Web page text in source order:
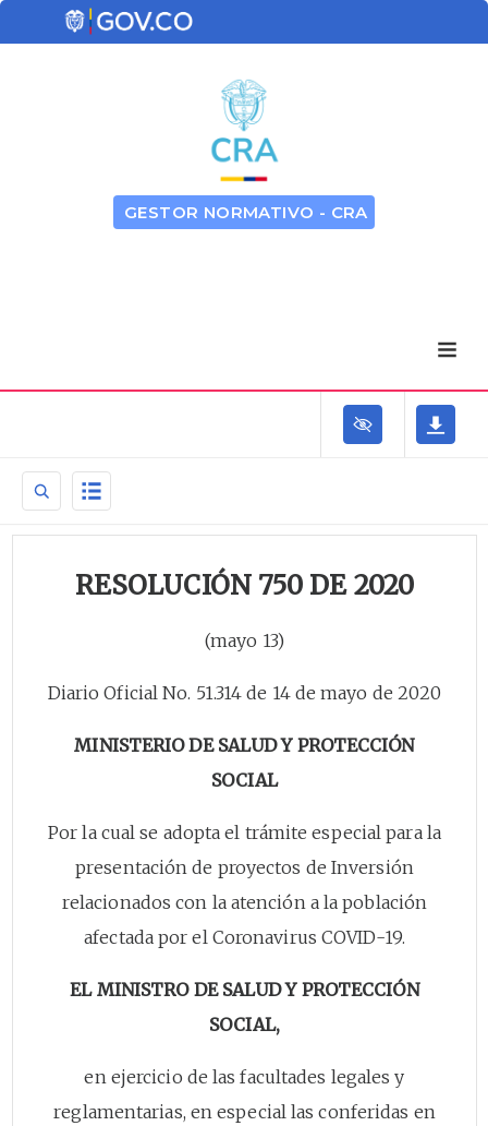
GESTOR NORMATIVO - CRA
RESOLUCIÓN 750 DE 2020
(mayo 13)
Diario Oficial No. 51.314 de 14 de mayo de 2020
MINISTERIO DE SALUD Y PROTECCIÓN
SOCIAL
Por la cual se adopta el trámite especial para la
presentación de proyectos de Inversión
relacionados con la atención a la población
afectada por el Coronavirus COVID-19.
EL MINISTRO DE SALUD Y PROTECCIÓN
SOCIAL,
en ejercicio de las facultades legales y
reglamentarias, en especial las conferidas en